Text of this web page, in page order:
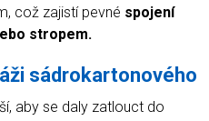
což zajistí pevné spojení
stropem.
sádrokartonového
aby se daly zatlouct do